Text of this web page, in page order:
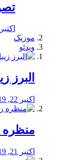
اکتبر 19, 2019
موزیک
ویدئو
البرز
اکتبر 22, 2019
منظره‌‌
اکتبر 21, 2019